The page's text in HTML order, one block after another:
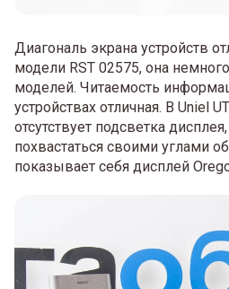
Диагональ экрана устройств
модели RST 02575, она
моделей. Читаемость
устройствах отличная. В Uniel
отсутствует подсветка
похвастаться своими углами
показывает себя дисплей